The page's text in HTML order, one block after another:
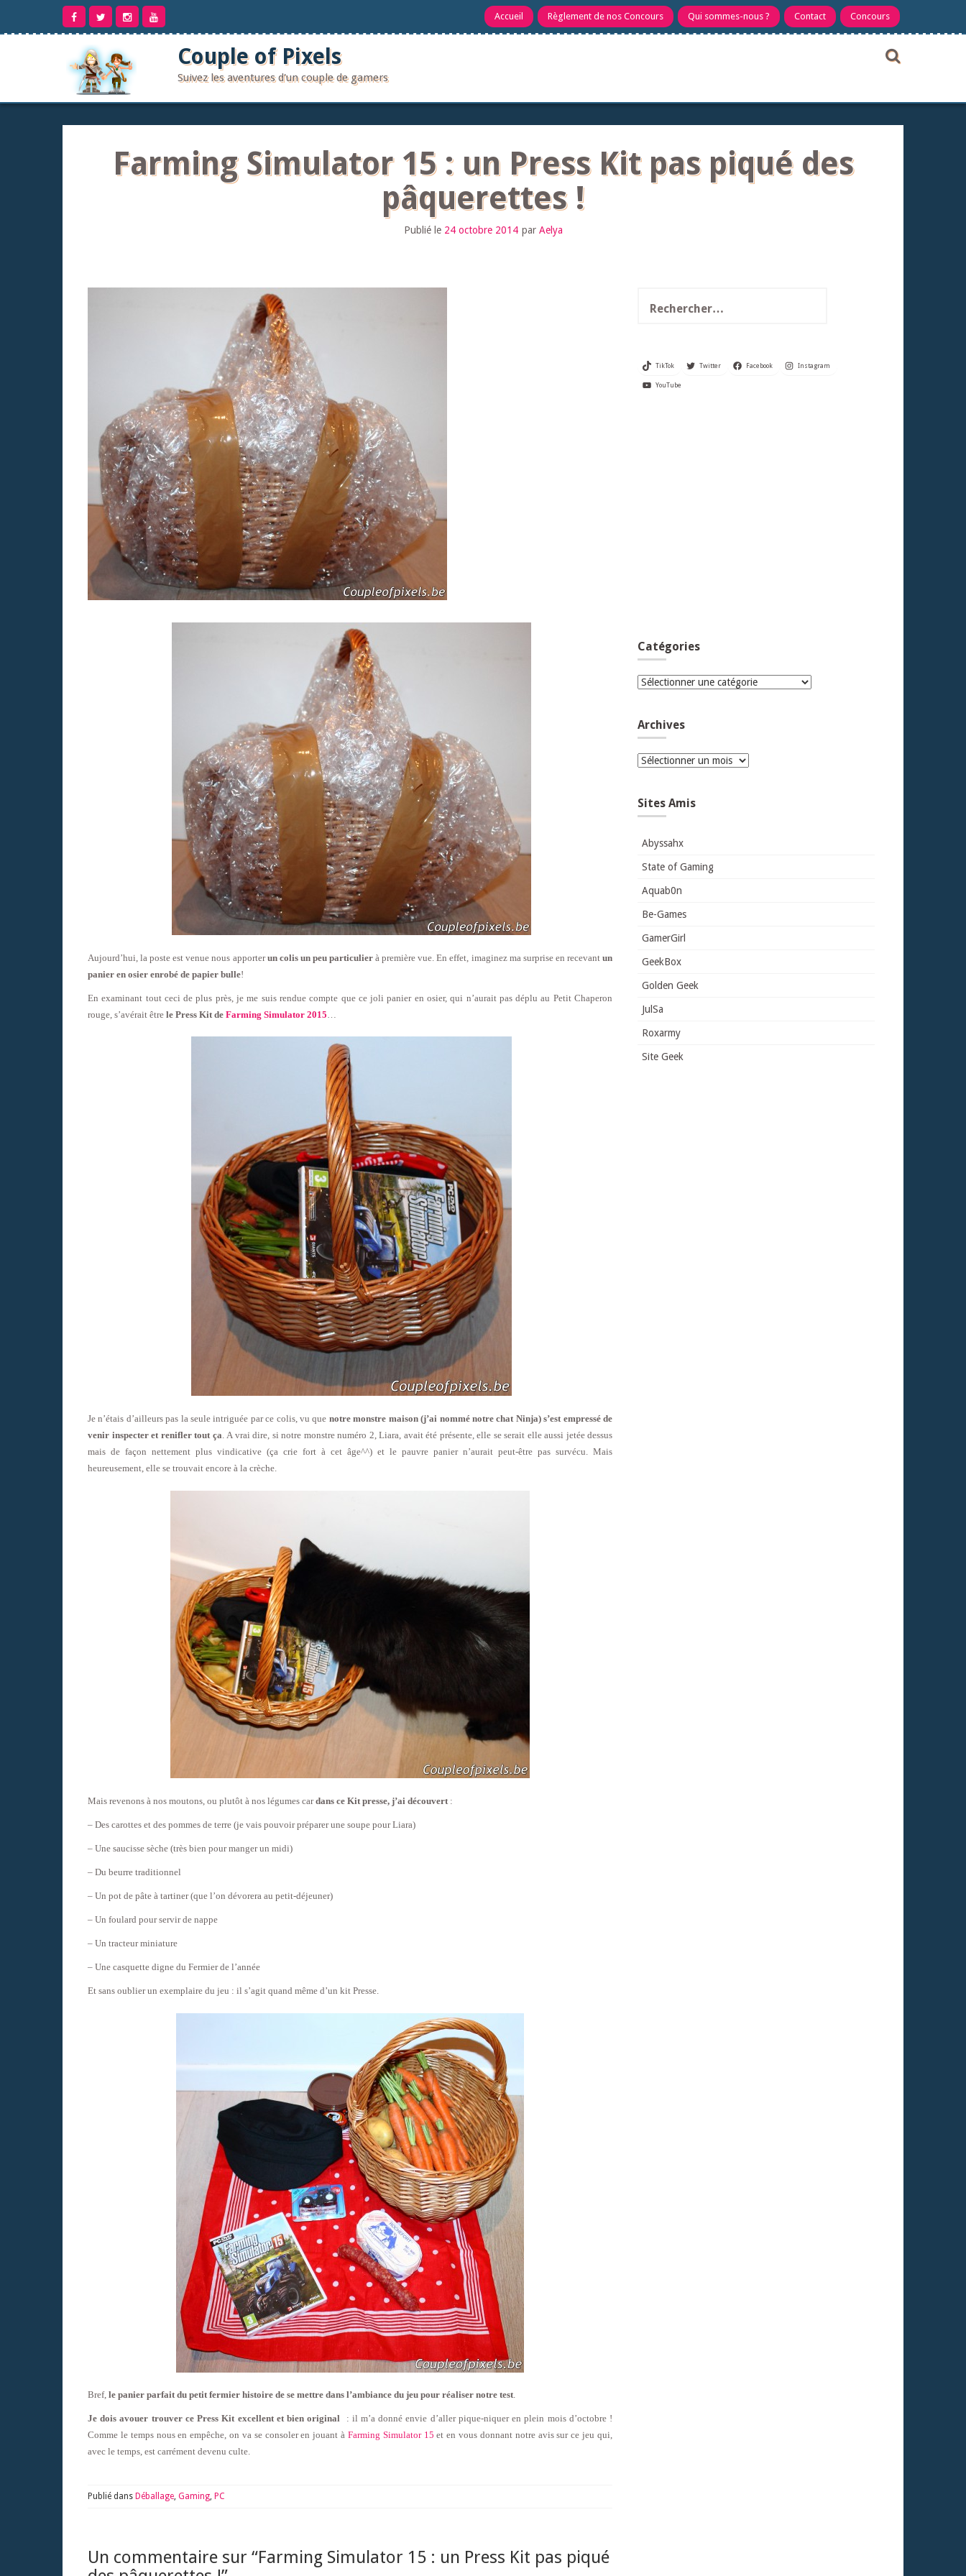
contenu
Accueil Règlement de nos Concours Qui sommes-nous ? Contact Concours
Couple of Pixels
Suivez les aventures d'un couple de gamers
Farming Simulator 15 : un Press Kit pas piqué des
pâquerettes !
Publié le 24 octobre 2014 par Aelya
Aujourd’hui, la poste est venue nous apporterun colis un peu particulier à première vue. En effet, imaginez ma surprise en recevantun
panier en osier enrobé de papier bulle!
En examinant tout ceci de plus près, je me suis rendue compte que ce joli panier en osier, qui n’aurait pas déplu au Petit Chaperon
rouge, s’avérait être le Press Kit de Farming Simulator 2015
Je n’étais d’ailleurs pas la seule intriguée par ce colis, vu que notre monstre maison (j’ai nommé notre chat Ninja) s’est empressé de
venir inspecter et renifler tout ça. A vrai dire, si notre monstre numéro 2, Liara, avait été présente, elle se serait elle aussi jetée dessus
mais de façon nettement plus vindicative (ça crie fort à cet âge^^) et le pauvre panier n’aurait peut-être pas survécu. Mais
heureusement, elle se trouvait encore à la crèche.
Mais revenons à nos moutons, ou plutôt à nos légumes cardans ce Kit presse, j’ai découvert :
– Des carottes et des pommes de terre (je vais pouvoir préparer une soupe pour Liara)
– Une saucisse sèche (très bien pour manger un midi)
– Du beurre traditionnel
– Un pot de pâte à tartiner (que l’on dévorera au petit-déjeuner)
– Un foulard pour servir de nappe
– Un tracteur miniature
– Une casquette digne du Fermier de l’année
Et sans oublier un exemplaire du jeu : il s’agit quand même d’un kit Presse.
Bref, le panier parfait du petit fermier histoire de se mettre dans l’ambiance du jeu pour réaliser notre test.
Je dois avouer trouver ce Press Kit excellent et bien original : il m’a donné envie d’aller pique-niquer en plein mois d’octobre !
Comme le temps nous en empêche, on va se consoler en jouant à Farming Simulator 15 et en vous donnant notre avis sur ce jeu qui,
avec le temps, est carrément devenu culte.
Publié dans Déballage, Gaming, PC
Un commentaire sur “Farming Simulator 15 : un Press Kit pas piqué
TikTok Twitter Facebook Instagram
YouTube
Catégories
Catégories
Archives
Archives
Sites Amis
Abyssahx
State of Gaming
Aquab0n
Be-Games
GamerGirl
GeekBox
Golden Geek
JulSa
Roxarmy
Site Geek